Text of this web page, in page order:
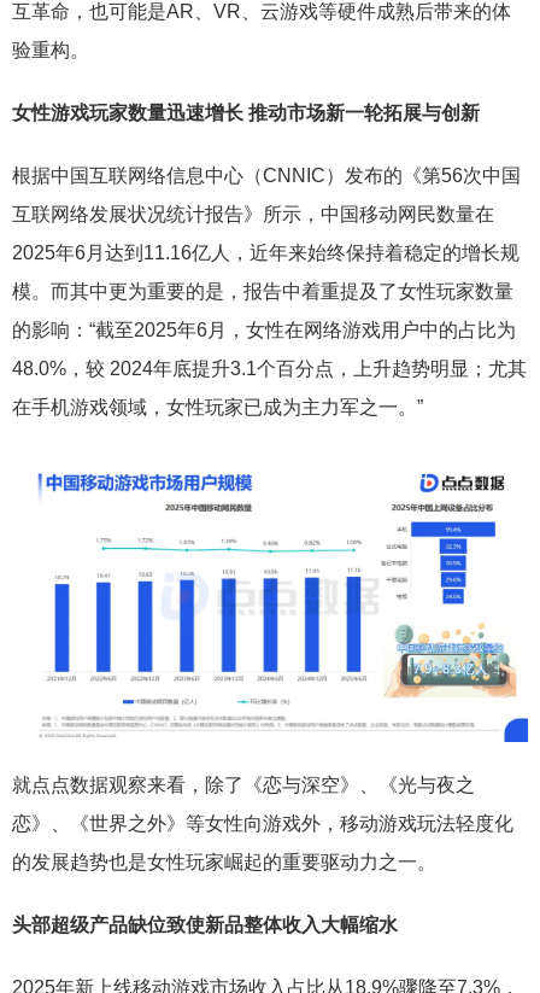
互革命，也可能是AR、VR、云游戏等硬件成熟后带来的体
验重构。
女性游戏玩家数量迅速增长 推动市场新一轮拓展与创新
根据中国互联网络信息中心（CNNIC）发布的《第56次中国
互联网络发展状况统计报告》所示，中国移动网民数量在
2025年6月达到11.16亿人，近年来始终保持着稳定的增长规
模。而其中更为重要的是，报告中着重提及了女性玩家数量
的影响：“截至2025年6月，女性在网络游戏用户中的占比为
48.0%，较 2024年底提升3.1个百分点，上升趋势明显；尤其
在手机游戏领域，女性玩家已成为主力军之一。”
就点点数据观察来看，除了《恋与深空》、《光与夜之
恋》、《世界之外》等女性向游戏外，移动游戏玩法轻度化
的发展趋势也是女性玩家崛起的重要驱动力之一。
头部超级产品缺位致使新品整体收入大幅缩水
2025年新上线移动游戏市场收入占比从18.9%骤降至7.3%，